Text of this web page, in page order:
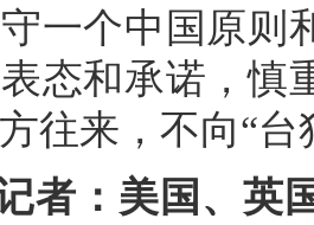
一个中国原则
态和承诺，慎
往来，不向“
者：美国、英